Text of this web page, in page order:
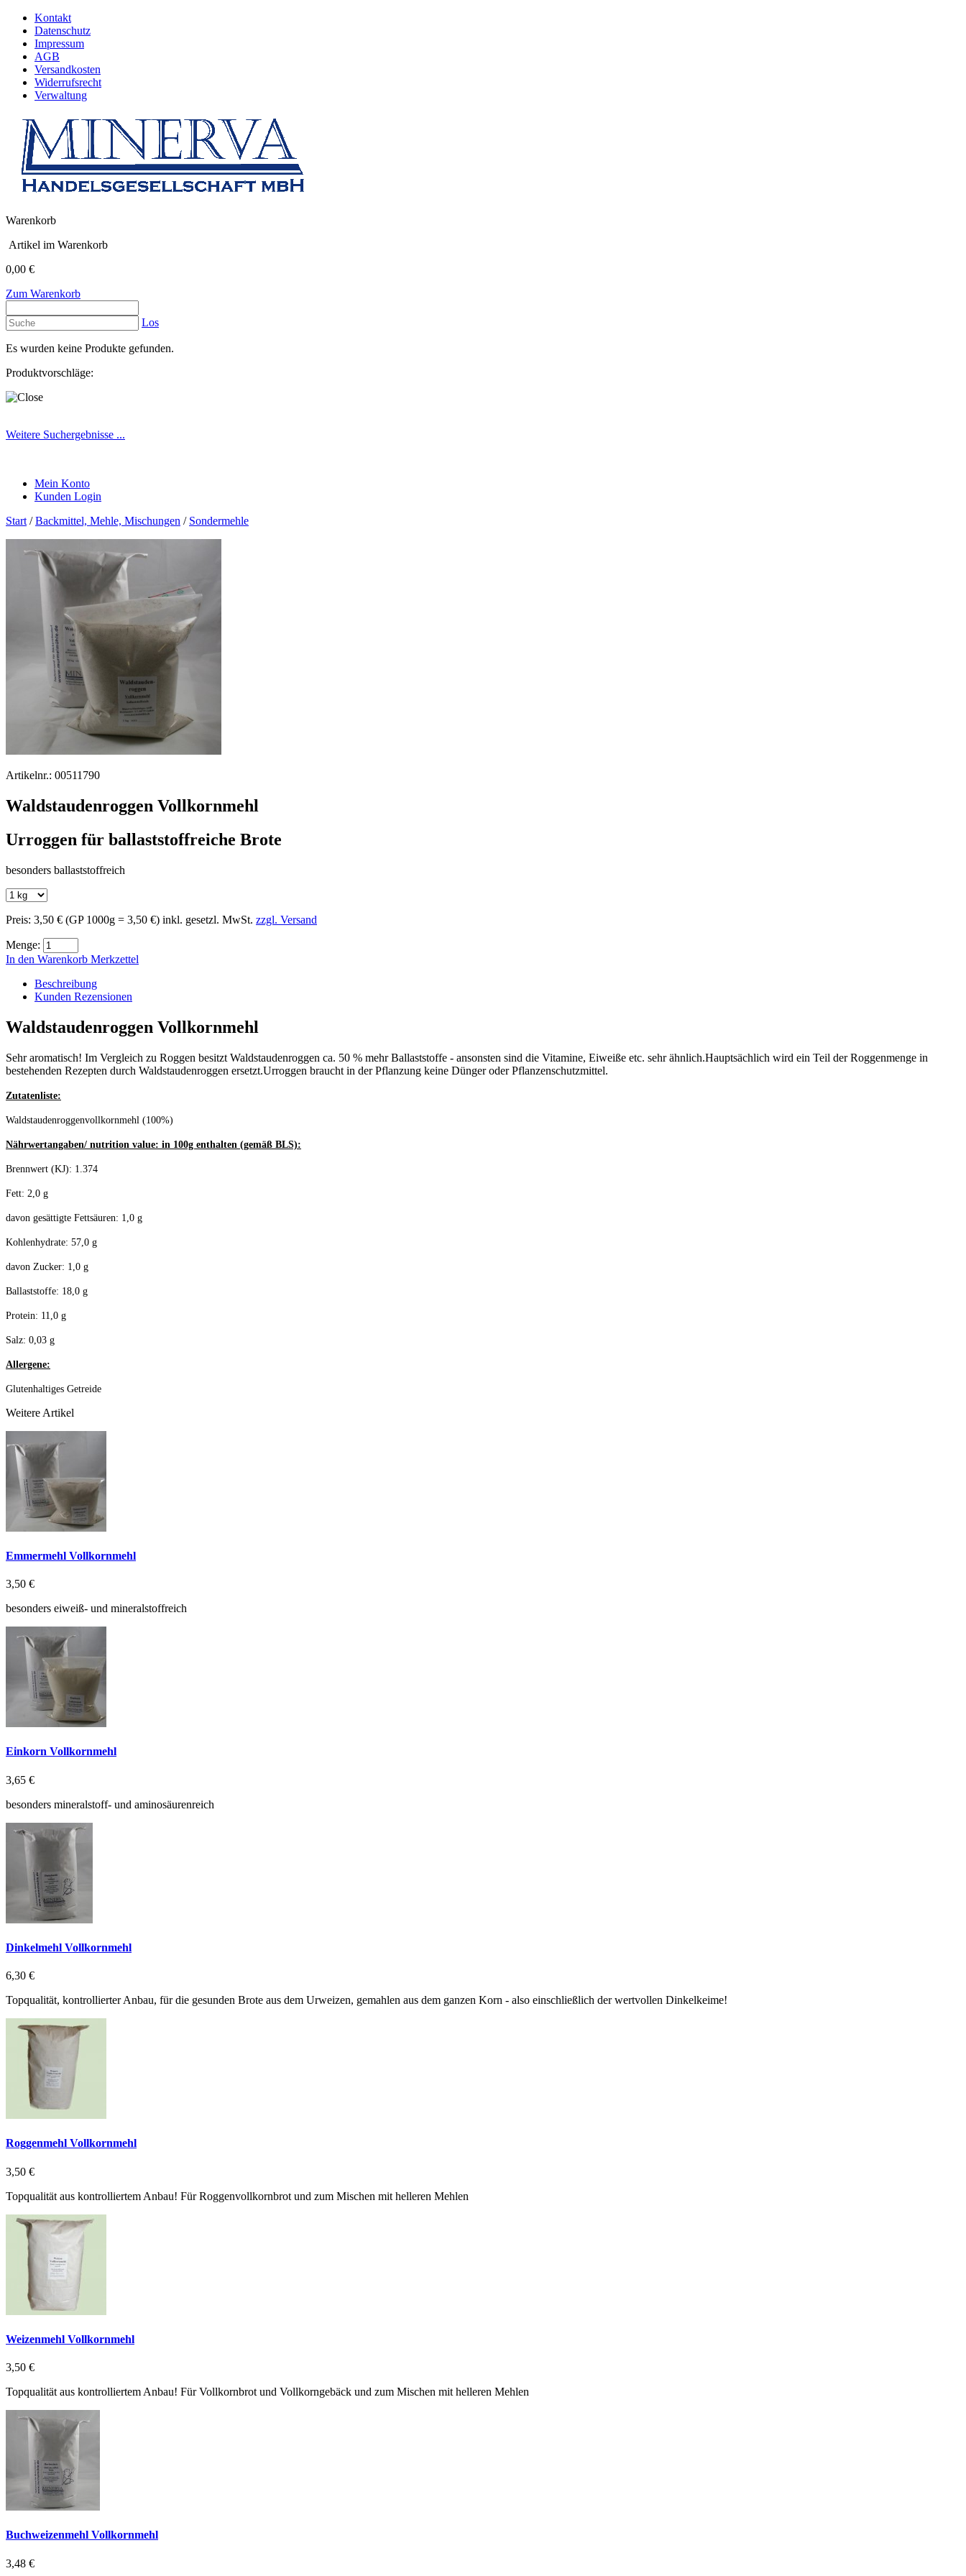
Kontakt
Datenschutz
Impressum
AGB
Versandkosten
Widerrufsrecht
Verwaltung
Warenkorb
Artikel im Warenkorb
0,00 €
Zum Warenkorb
Los
Es wurden keine Produkte gefunden.
Produktvorschläge:
Weitere Suchergebnisse ...
Mein Konto
Kunden Login
Start /Backmittel, Mehle, Mischungen / Sondermehle
Artikelnr.: 00511790
Waldstaudenroggen Vollkornmehl
Urroggen für ballaststoffreiche Brote
besonders ballaststoffreich
Preis: 3,50 € (GP 1000g = 3,50 €) inkl. gesetzl. MwSt. zzgl. Versand
Menge:
In den Warenkorb Merkzettel
Beschreibung
Kunden Rezensionen
Waldstaudenroggen Vollkornmehl
Sehr aromatisch! Im Vergleich zu Roggen besitzt Waldstaudenroggen ca. 50 % mehr Ballaststoffe - ansonsten sind die Vitamine, Eiweiße etc. sehr ähnlich.Hauptsächlich wird ein Teil der Roggenmenge in
bestehenden Rezepten durch Waldstaudenroggen ersetzt.Urroggen braucht in der Pflanzung keine Dünger oder Pflanzenschutzmittel.
Zutatenliste:
Waldstaudenroggenvollkornmehl (100%)
Nährwertangaben/ nutrition value: in 100g enthalten (gemäß BLS):
Brennwert (KJ): 1.374
Fett: 2,0 g
davon gesättigte Fettsäuren: 1,0 g
Kohlenhydrate: 57,0 g
davon Zucker: 1,0 g
Ballaststoffe: 18,0 g
Protein: 11,0 g
Salz: 0,03 g
Allergene:
Glutenhaltiges Getreide
Weitere Artikel
Emmermehl Vollkornmehl
3,50 €
besonders eiweiß- und mineralstoffreich
Einkorn Vollkornmehl
3,65 €
besonders mineralstoff- und aminosäurenreich
Dinkelmehl Vollkornmehl
6,30 €
Topqualität, kontrollierter Anbau, für die gesunden Brote aus dem Urweizen, gemahlen aus dem ganzen Korn - also einschließlich der wertvollen Dinkelkeime!
Roggenmehl Vollkornmehl
3,50 €
Topqualität aus kontrolliertem Anbau! Für Roggenvollkornbrot und zum Mischen mit helleren Mehlen
Weizenmehl Vollkornmehl
3,50 €
Topqualität aus kontrolliertem Anbau! Für Vollkornbrot und Vollkorngebäck und zum Mischen mit helleren Mehlen
Buchweizenmehl Vollkornmehl
3,48 €